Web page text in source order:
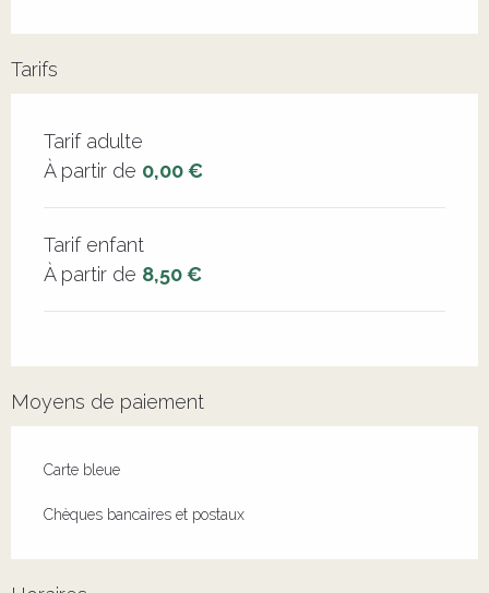
Tarifs
Tarifs 2026
Tarif adulte
À partir de 0,00 €
Tarif enfant
À partir de 8,50 €
Moyens de paiement
Carte bleue
Chèques bancaires et postaux